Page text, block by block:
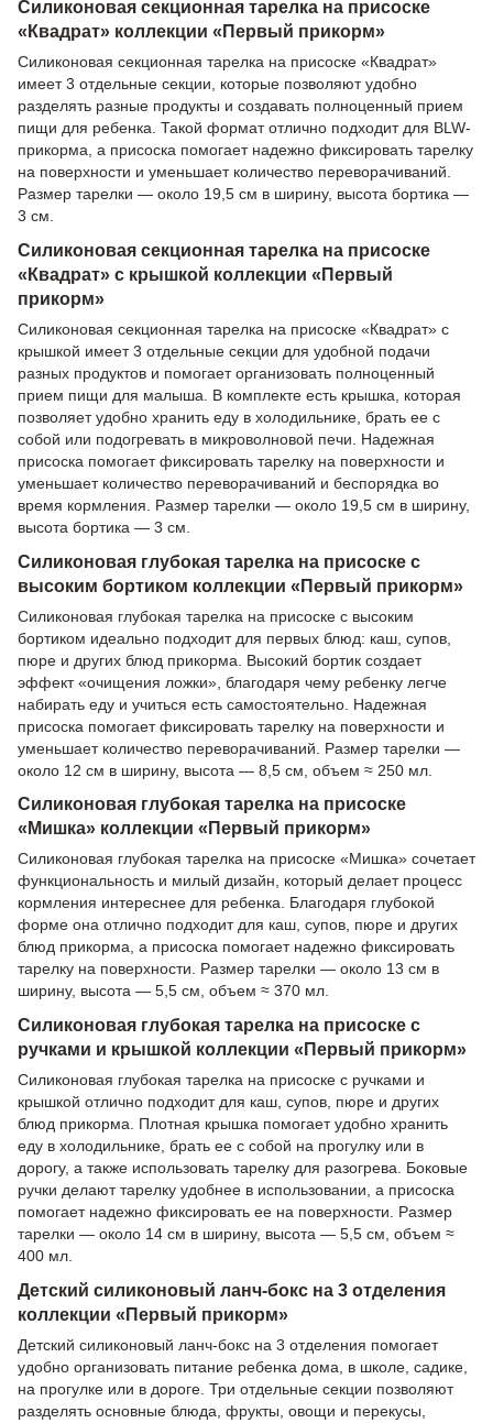
Силиконовая секционная тарелка на присоске
«Квадрат» коллекции «Первый прикорм»
Силиконовая секционная тарелка на присоске «Квадрат»
имеет 3 отдельные секции, которые позволяют удобно
разделять разные продукты и создавать полноценный прием
пищи для ребенка. Такой формат отлично подходит для BLW-
прикорма, а присоска помогает надежно фиксировать тарелку
на поверхности и уменьшает количество переворачиваний.
Размер тарелки — около 19,5 см в ширину, высота бортика —
3 см.
Силиконовая секционная тарелка на присоске
«Квадрат» с крышкой коллекции «Первый
прикорм»
Силиконовая секционная тарелка на присоске «Квадрат» с
крышкой имеет 3 отдельные секции для удобной подачи
разных продуктов и помогает организовать полноценный
прием пищи для малыша. В комплекте есть крышка, которая
позволяет удобно хранить еду в холодильнике, брать ее с
собой или подогревать в микроволновой печи. Надежная
присоска помогает фиксировать тарелку на поверхности и
уменьшает количество переворачиваний и беспорядка во
время кормления. Размер тарелки — около 19,5 см в ширину,
высота бортика — 3 см.
Силиконовая глубокая тарелка на присоске с
высоким бортиком коллекции «Первый прикорм»
Силиконовая глубокая тарелка на присоске с высоким
бортиком идеально подходит для первых блюд: каш, супов,
пюре и других блюд прикорма. Высокий бортик создает
эффект «очищения ложки», благодаря чему ребенку легче
набирать еду и учиться есть самостоятельно. Надежная
присоска помогает фиксировать тарелку на поверхности и
уменьшает количество переворачиваний. Размер тарелки —
около 12 см в ширину, высота — 8,5 см, объем ≈ 250 мл.
Силиконовая глубокая тарелка на присоске
«Мишка» коллекции «Первый прикорм»
Силиконовая глубокая тарелка на присоске «Мишка» сочетает
функциональность и милый дизайн, который делает процесс
кормления интереснее для ребенка. Благодаря глубокой
форме она отлично подходит для каш, супов, пюре и других
блюд прикорма, а присоска помогает надежно фиксировать
тарелку на поверхности. Размер тарелки — около 13 см в
ширину, высота — 5,5 см, объем ≈ 370 мл.
Силиконовая глубокая тарелка на присоске с
ручками и крышкой коллекции «Первый прикорм»
Силиконовая глубокая тарелка на присоске с ручками и
крышкой отлично подходит для каш, супов, пюре и других
блюд прикорма. Плотная крышка помогает удобно хранить
еду в холодильнике, брать ее с собой на прогулку или в
дорогу, а также использовать тарелку для разогрева. Боковые
ручки делают тарелку удобнее в использовании, а присоска
помогает надежно фиксировать ее на поверхности. Размер
тарелки — около 14 см в ширину, высота — 5,5 см, объем ≈
400 мл.
Детский силиконовый ланч-бокс на 3 отделения
коллекции «Первый прикорм»
Детский силиконовый ланч-бокс на 3 отделения помогает
удобно организовать питание ребенка дома, в школе, садике,
на прогулке или в дороге. Три отдельные секции позволяют
разделять основные блюда, фрукты, овощи и перекусы,